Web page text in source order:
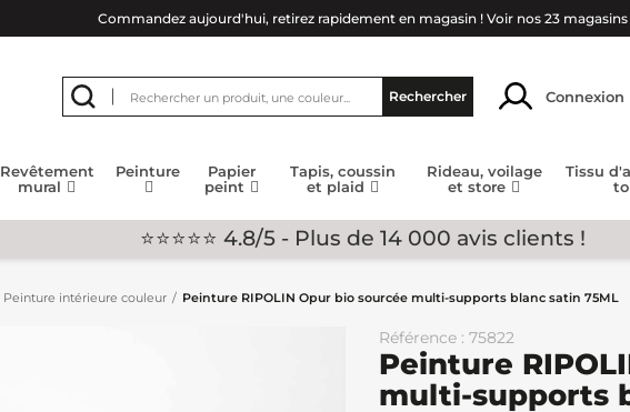
Commandez aujourd'hui, retirez rapidement en magasin ! Voir nos 23 magasins
Rechercher Connexion
Revêtement
mural
Peinture
Papier
peint
Tapis, coussin
et plaid
Rideau, voilage
et store
Tissu
⭐⭐⭐⭐⭐ 4.8/5 - Plus de 14 000 avis clients !
Peinture intérieure couleur Peinture RIPOLIN Opur bio sourcée multi-supports blanc satin 75ML
Référence : 75822
Peinture
multi-supports